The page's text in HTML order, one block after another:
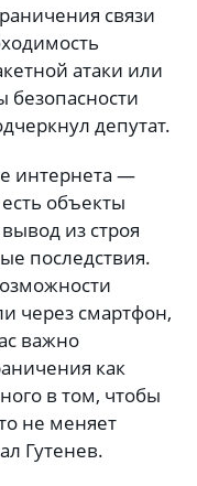
связи
атаки или
безопасности
депутат.
интернета —
объекты
из строя
последствия.
через смартфон,
важно
как
в том, чтобы
не меняет
Гутенев.